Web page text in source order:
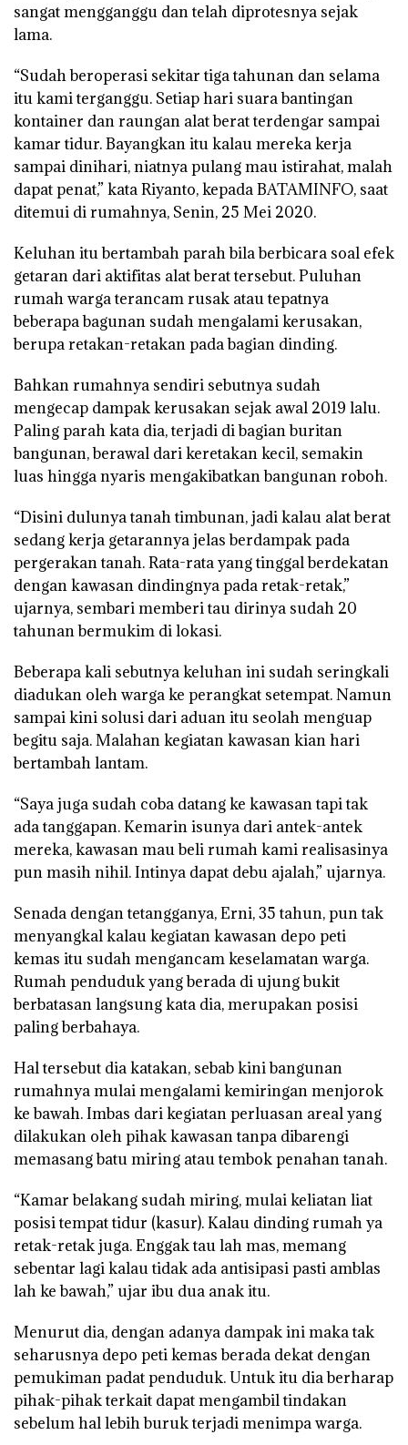
sangat mengganggu dan telah diprotesnya sejak
lama.
“Sudah beroperasi sekitar tiga tahunan dan selama
itu kami terganggu. Setiap hari suara bantingan
kontainer dan raungan alat berat terdengar sampai
kamar tidur. Bayangkan itu kalau mereka kerja
sampai dinihari, niatnya pulang mau istirahat, malah
dapat penat,” kata Riyanto, kepada BATAMINFO, saat
ditemui di rumahnya, Senin, 25 Mei 2020.
Keluhan itu bertambah parah bila berbicara soal efek
getaran dari aktifitas alat berat tersebut. Puluhan
rumah warga terancam rusak atau tepatnya
beberapa bagunan sudah mengalami kerusakan,
berupa retakan-retakan pada bagian dinding.
Bahkan rumahnya sendiri sebutnya sudah
mengecap dampak kerusakan sejak awal 2019 lalu.
Paling parah kata dia, terjadi di bagian buritan
bangunan, berawal dari keretakan kecil, semakin
luas hingga nyaris mengakibatkan bangunan roboh.
“Disini dulunya tanah timbunan, jadi kalau alat berat
sedang kerja getarannya jelas berdampak pada
pergerakan tanah. Rata-rata yang tinggal berdekatan
dengan kawasan dindingnya pada retak-retak,”
ujarnya, sembari memberi tau dirinya sudah 20
tahunan bermukim di lokasi.
Beberapa kali sebutnya keluhan ini sudah seringkali
diadukan oleh warga ke perangkat setempat. Namun
sampai kini solusi dari aduan itu seolah menguap
begitu saja. Malahan kegiatan kawasan kian hari
bertambah lantam.
“Saya juga sudah coba datang ke kawasan tapi tak
ada tanggapan. Kemarin isunya dari antek-antek
mereka, kawasan mau beli rumah kami realisasinya
pun masih nihil. Intinya dapat debu ajalah,” ujarnya.
Senada dengan tetangganya, Erni, 35 tahun, pun tak
menyangkal kalau kegiatan kawasan depo peti
kemas itu sudah mengancam keselamatan warga.
Rumah penduduk yang berada di ujung bukit
berbatasan langsung kata dia, merupakan posisi
paling berbahaya.
Hal tersebut dia katakan, sebab kini bangunan
rumahnya mulai mengalami kemiringan menjorok
ke bawah. Imbas dari kegiatan perluasan areal yang
dilakukan oleh pihak kawasan tanpa dibarengi
memasang batu miring atau tembok penahan tanah.
“Kamar belakang sudah miring, mulai keliatan liat
posisi tempat tidur (kasur). Kalau dinding rumah ya
retak-retak juga. Enggak tau lah mas, memang
sebentar lagi kalau tidak ada antisipasi pasti amblas
lah ke bawah,” ujar ibu dua anak itu.
Menurut dia, dengan adanya dampak ini maka tak
seharusnya depo peti kemas berada dekat dengan
pemukiman padat penduduk. Untuk itu dia berharap
pihak-pihak terkait dapat mengambil tindakan
sebelum hal lebih buruk terjadi menimpa warga.